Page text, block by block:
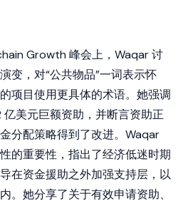
Growth 峰会上，Waqar 讨
变，对“公共物品”一词表示怀
项目使用更具体的术语。她强调
亿美元巨额资助，并断言资助正
分配策略得到了改进。Waqar
的重要性，指出了经济低迷时期
在资金援助之外加强支持层，以
。她分享了关于有效申请资助、